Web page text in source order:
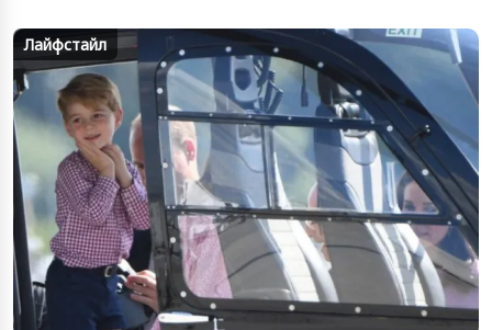
Лайфстайл